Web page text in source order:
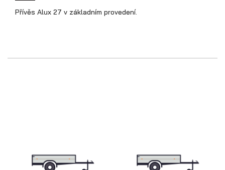
Přívěs Alux 27 v základním provedení.